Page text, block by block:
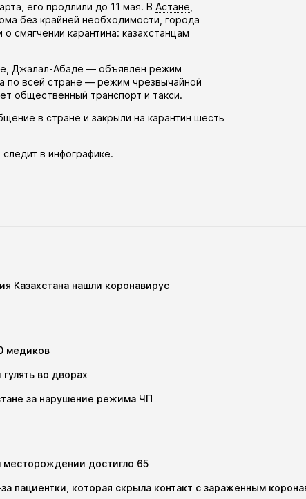
его продлили до 11 мая. В Астане
без крайней необходимости, города
о смягчении карантина: казахстанцам
Джалал-Абаде — объявлен режим
по всей стране — режим чрезвычайной
общественный транспорт и такси.
в стране и закрыли на карантин шесть
в инфографике.
Казахстана нашли коронавирус
медиков
во дворах
за нарушение режима ЧП
месторождении достигло 65
пациентки, которая скрыла контакт с зараженным